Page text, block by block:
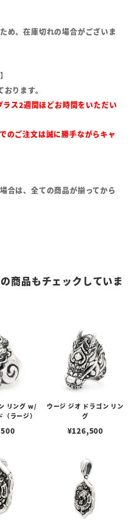
め、在庫切れの場合がございま
ります。
ス2週間ほどお時間をいただい
のご注文は誠に勝手ながらキャ
合は、全ての商品が揃ってから
商品もチェックしていま
リング w/
ラージ）
ウージ ジオ ドラゴン リン
グ
¥126,500